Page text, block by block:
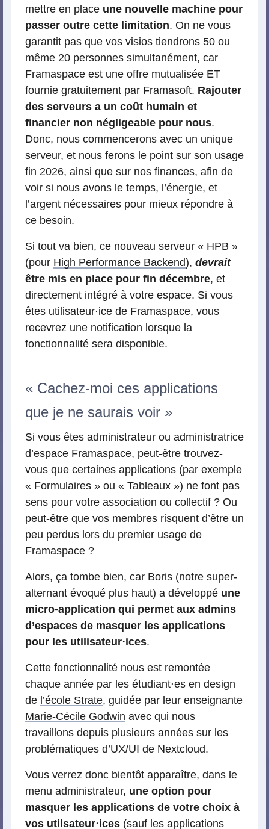
mettre en place une nouvelle machine pour
passer outre cette limitation. On ne vous
garantit pas que vos visios tiendrons 50 ou
même 20 personnes simultanément, car
Framaspace est une offre mutualisée ET
fournie gratuitement par Framasoft. Rajouter
des serveurs a un coût humain et
financier non négligeable pour nous.
Donc, nous commencerons avec un unique
serveur, et nous ferons le point sur son usage
fin 2026, ainsi que sur nos finances, afin de
voir si nous avons le temps, l’énergie, et
l’argent nécessaires pour mieux répondre à
ce besoin.
Si tout va bien, ce nouveau serveur « HPB »
(pour High Performance Backend), devrait
être mis en place pour fin décembre, et
directement intégré à votre espace. Si vous
êtes utilisateur⋅ice de Framaspace, vous
recevrez une notification lorsque la
fonctionnalité sera disponible.
« Cachez-moi ces applications
que je ne saurais voir »
Si vous êtes administrateur ou administratrice
d’espace Framaspace, peut-être trouvez-
vous que certaines applications (par exemple
« Formulaires » ou « Tableaux ») ne font pas
sens pour votre association ou collectif ? Ou
peut-être que vos membres risquent d’être un
peu perdus lors du premier usage de
Framaspace ?
Alors, ça tombe bien, car Boris (notre super-
alternant évoqué plus haut) a développé une
micro-application qui permet aux admins
d’espaces de masquer les applications
pour les utilisateur⋅ices.
Cette fonctionnalité nous est remontée
chaque année par les étudiant⋅es en design
de l’école Strate, guidée par leur enseignante
Marie-Cécile Godwin avec qui nous
travaillons depuis plusieurs années sur les
problématiques d’UX/UI de Nextcloud.
Vous verrez donc bientôt apparaître, dans le
menu administrateur, une option pour
masquer les applications de votre choix à
vos utilsateur⋅ices (sauf les applications